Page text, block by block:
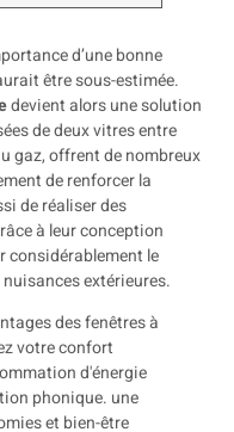
d’une bonne
être sous-estimée.
devient alors une solution
de deux vitres entre
gaz, offrent de nombreux
de renforcer la
de réaliser des
à leur conception
considérablement le
extérieures.